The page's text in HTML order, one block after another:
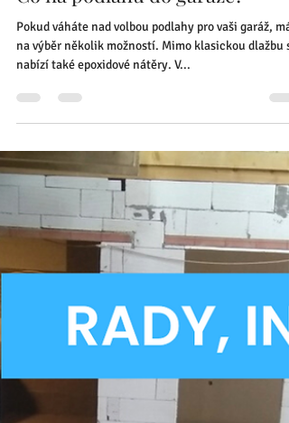
15. 7. 2025
Minut čtení: 3
Co na podlahu do garáže?
Pokud váháte nad volbou podlahy pro vaši garáž,